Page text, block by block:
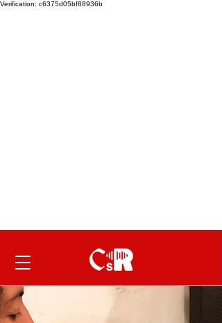
Verification: c6375d05bf88936b